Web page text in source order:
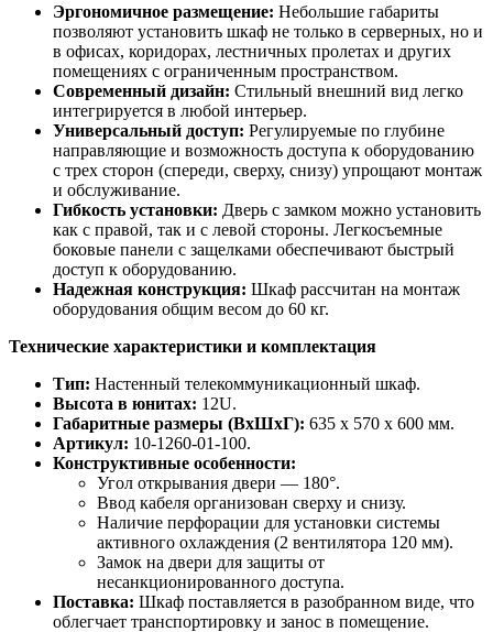
Эргономичное размещение: Небольшие габариты
позволяют установить шкаф не только в серверных, но и
в офисах, коридорах, лестничных пролетах и других
помещениях с ограниченным пространством.
Современный дизайн: Стильный внешний вид легко
интегрируется в любой интерьер.
Универсальный доступ: Регулируемые по глубине
направляющие и возможность доступа к оборудованию
с трех сторон (спереди, сверху, снизу) упрощают монтаж
и обслуживание.
Гибкость установки: Дверь с замком можно установить
как с правой, так и с левой стороны. Легкосъемные
боковые панели с защелками обеспечивают быстрый
доступ к оборудованию.
Надежная конструкция: Шкаф рассчитан на монтаж
оборудования общим весом до 60 кг.
Технические характеристики и комплектация
Тип: Настенный телекоммуникационный шкаф.
Высота в юнитах: 12U.
Габаритные размеры (ВхШхГ): 635 x 570 x 600 мм.
Артикул: 10-1260-01-100.
Конструктивные особенности:
Угол открывания двери — 180°.
Ввод кабеля организован сверху и снизу.
Наличие перфорации для установки системы
активного охлаждения (2 вентилятора 120 мм).
Замок на двери для защиты от
несанкционированного доступа.
Поставка: Шкаф поставляется в разобранном виде, что
облегчает транспортировку и занос в помещение.